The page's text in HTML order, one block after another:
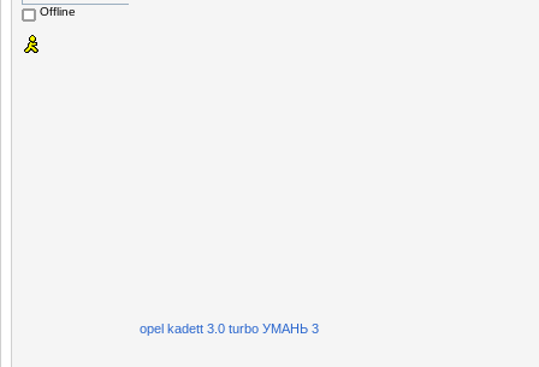
Offline
opel kadett 3.0 turbo УМАНЬ 3